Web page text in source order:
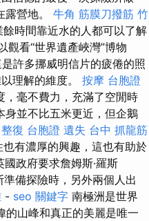
營地。 牛角 筋膜刀撥筋 竹
時間靠近水的人都可以了解
觀看“世界遺產峽灣”博物
許多挪威明信片的疲倦的照
理解的維度。 按摩 台胞證
，毫不費力，充滿了空閒時
身並不比五米更近，但企鵝
復 台胞證 遺失 台中 抓龍筋
有濃厚的興趣，這也有助於
國政府要求詹姆斯·羅斯
準備探險時，另外兩個人出
- seo 關鍵字 南極洲是世界
的山峰和真正的美麗是唯一